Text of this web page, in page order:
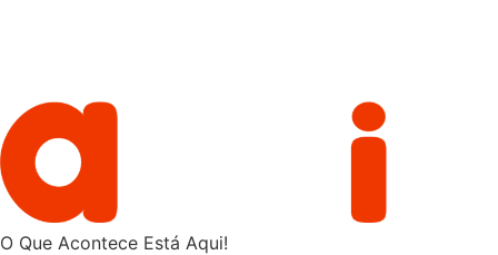
O Que Acontece Está Aqui!